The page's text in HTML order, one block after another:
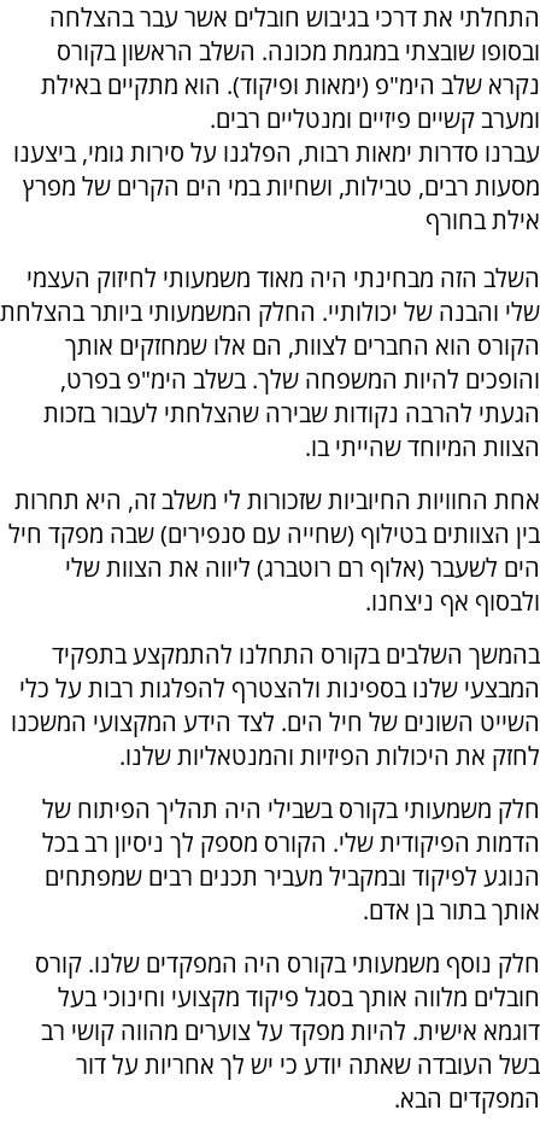
התחלתי את דרכי בגיבוש חובלים אשר עבר בהצלחה
ובסופו שובצתי במגמת מכונה. השלב הראשון בקורס
נקרא שלב הימ"פ (ימאות ופיקוד). הוא מתקיים באילת
ומערב קשיים פיזיים ומנטליים רבים.
עברנו סדרות ימאות רבות, הפלגנו על סירות גומי, ביצענו
מסעות רבים, טבילות, ושחיות במי הים הקרים של מפרץ
אילת בחורף
השלב הזה מבחינתי היה מאוד משמעותי לחיזוק העצמי
שלי והבנה של יכולותיי. החלק המשמעותי ביותר בהצלחת
הקורס הוא החברים לצוות, הם אלו שמחזקים אותך
והופכים להיות המשפחה שלך. בשלב הימ"פ בפרט,
הגעתי להרבה נקודות שבירה שהצלחתי לעבור בזכות
הצוות המיוחד שהייתי בו.
אחת החוויות החיוביות שזכורות לי משלב זה, היא תחרות
בין הצוותים בטילוף (שחייה עם סנפירים) שבה מפקד חיל
הים לשעבר (אלוף רם רוטברג) ליווה את הצוות שלי
ולבסוף אף ניצחנו.
בהמשך השלבים בקורס התחלנו להתמקצע בתפקיד
המבצעי שלנו בספינות ולהצטרף להפלגות רבות על כלי
השייט השונים של חיל הים. לצד הידע המקצועי המשכנו
לחזק את היכולות הפיזיות והמנטאליות שלנו.
חלק משמעותי בקורס בשבילי היה תהליך הפיתוח של
הדמות הפיקודית שלי. הקורס מספק לך ניסיון רב בכל
הנוגע לפיקוד ובמקביל מעביר תכנים רבים שמפתחים
אותך בתור בן אדם.
חלק נוסף משמעותי בקורס היה המפקדים שלנו. קורס
חובלים מלווה אותך בסגל פיקוד מקצועי וחינוכי בעל
דוגמא אישית. להיות מפקד על צוערים מהווה קושי רב
בשל העובדה שאתה יודע כי יש לך אחריות על דור
המפקדים הבא.